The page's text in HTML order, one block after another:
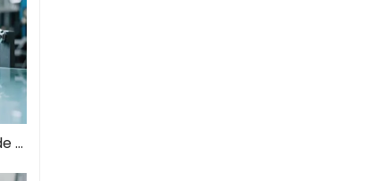
Guía completa para manijas de tiros de vidrio: el estilo se encuentra con la función